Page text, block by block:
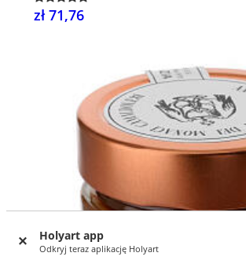
Holyart app
Odkryj teraz aplikację Holyart
zł 71,76